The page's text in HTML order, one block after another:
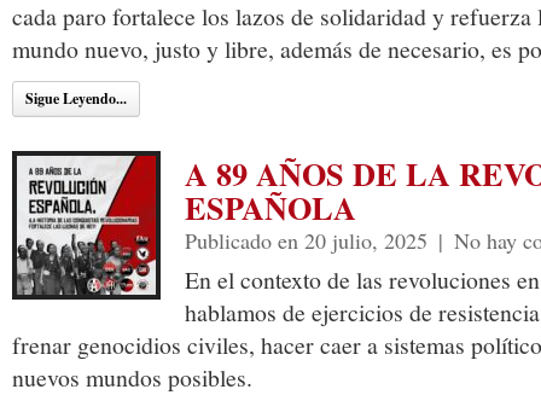
cada paro fortalece los lazos de solidaridad y
mundo nuevo, justo y libre, además de necesario, es
Sigue Leyendo...
A 89 AÑOS DE LA
ESPAÑOLA
Publicado en 20 julio, 2025 | No hay
En el contexto de las revoluciones
hablamos de ejercicios de
frenar genocidios civiles, hacer caer a sistemas
nuevos mundos posibles.